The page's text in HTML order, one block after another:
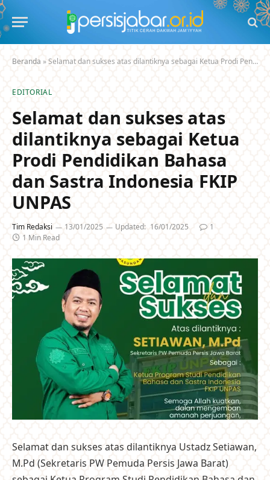
Beranda »Selamat dan sukses atas dilantiknya sebagai Ketua Prodi Pendidikan Bahasa dan Sastra Indonesia FKIP UNPAS
EDITORIAL
Selamat dan sukses atas
dilantiknya sebagai Ketua
Prodi Pendidikan Bahasa
dan Sastra Indonesia FKIP
UNPAS
Tim Redaksi 13/01/2025 Updated: 16/01/2025
1
1 Min Read
Selamat dan sukses atas dilantiknya Ustadz Setiawan,
M.Pd (Sekretaris PW Pemuda Persis Jawa Barat)